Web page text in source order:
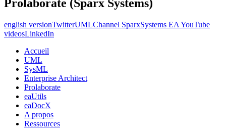
Prolaborate (Sparx Systems)
english versionTwitterUMLChannel SparxSystems EA YouTube
videosLinkedIn
Accueil
UML
SysML
Enterprise Architect
Prolaborate
eaUtils
eaDocX
A propos
Ressources